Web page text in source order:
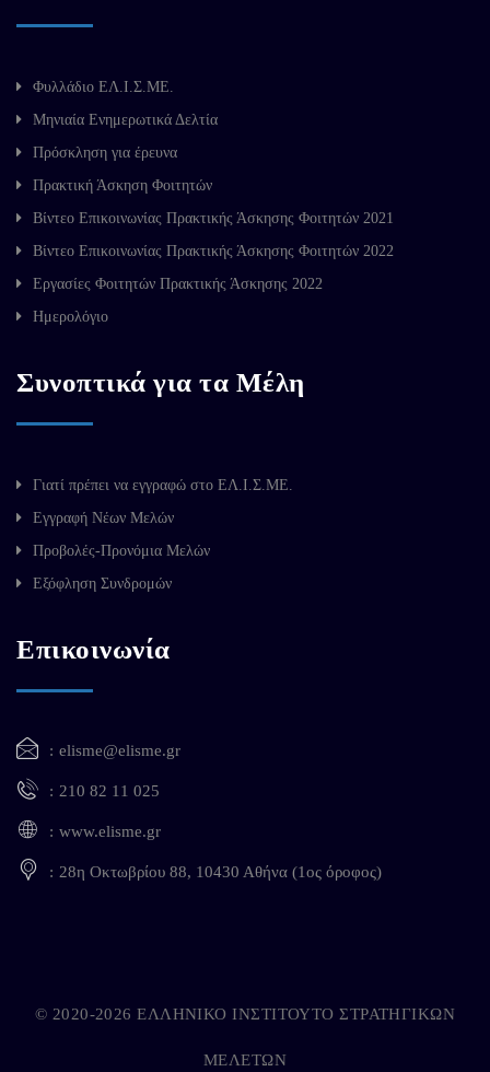
Φυλλάδιο ΕΛ.Ι.Σ.ΜΕ.
Μηνιαία Ενημερωτικά Δελτία
Πρόσκληση για έρευνα
Πρακτική Άσκηση Φοιτητών
Βίντεο Επικοινωνίας Πρακτικής Άσκησης Φοιτητών 2021
Βίντεο Επικοινωνίας Πρακτικής Άσκησης Φοιτητών 2022
Εργασίες Φοιτητών Πρακτικής Άσκησης 2022
Ημερολόγιο
Συνοπτικά για τα Μέλη
Γιατί πρέπει να εγγραφώ στο ΕΛ.Ι.Σ.ΜΕ.
Εγγραφή Νέων Μελών
Προβολές-Προνόμια Μελών
Εξόφληση Συνδρομών
Επικοινωνία
elisme@elisme.gr
210 82 11 025
www.elisme.gr
28η Οκτωβρίου 88, 10430 Αθήνα (1ος όροφος)
© 2020-2026 ΕΛΛΗΝΙΚΟ ΙΝΣΤΙΤΟΥΤΟ ΣΤΡΑΤΗΓΙΚΩΝ
ΜΕΛΕΤΩΝ